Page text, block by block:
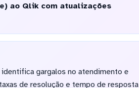
ao Qlik com atualizações
gargalos no atendimento e
de resolução e tempo de resposta